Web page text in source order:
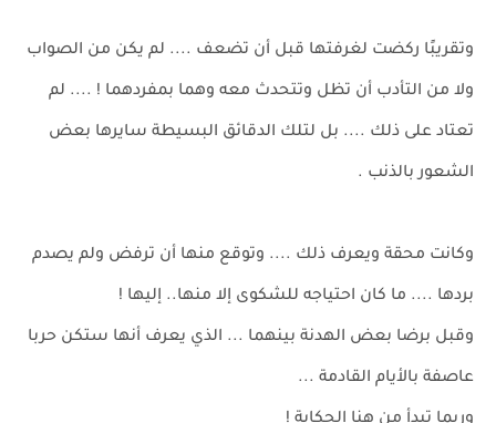
وتقريبًا ركضت لغرفتها قبل أن تضعف .... لم يكن من الصواب
ولا من التأدب أن تظل وتتحدث معه وهما بمفردهما ! .... لم
تعتاد على ذلك .... بل لتلك الدقائق البسيطة سايرها بعض
الشعور بالذنب .
وكانت محقة ويعرف ذلك .... وتوقع منها أن ترفض ولم يصدم
بردها .... ما كان احتياجه للشكوى إلا منها.. إليها !
وقبل برضا بعض الهدنة بينهما ... الذي يعرف أنها ستكن حربا
عاصفة بالأيام القادمة ...